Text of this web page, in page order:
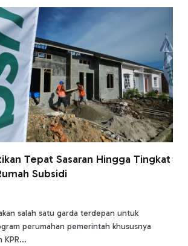
Tepat Sasaran Hingga Tingkat
Subsidi
salah satu garda terdepan untuk
perumahan pemerintah khususnya
KPR…